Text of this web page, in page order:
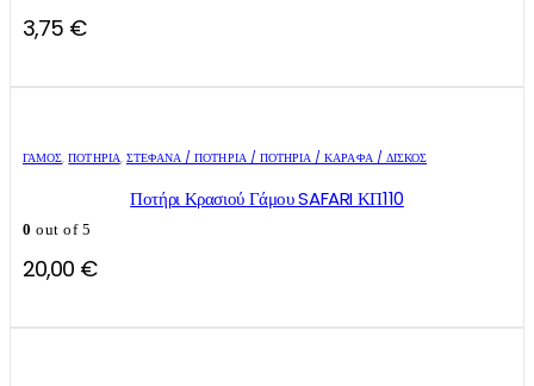
3,75 €
ΓΑΜΟΣ,ΠΟΤΉΡΙΑ, ΣΤΈΦΑΝΑ / ΠΟΤΉΡΙΑ / ΠΟΤΉΡΙΑ / ΚΑΡΆΦΑ / ΔΊΣΚΟΣ
Ποτήρι Κρασιού Γάμου SAFARI ΚΠ110
0 out of 5
20,00 €